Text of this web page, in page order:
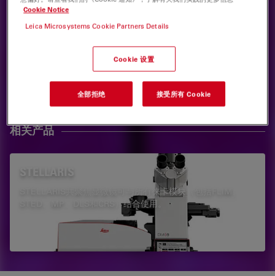
Leica Microsystems
共聚焦显微镜 生命科学研究
相关产品
STELLARIS
STELLARIS共聚焦显微镜可与所有徕卡模块（包括FLIM、
STED、MP、DLS和CRS）结合使用。
Cookie Notice
Leica Microsystems Cookie Partners Details
Cookie 设置
全部拒绝 接受所有 Cookie